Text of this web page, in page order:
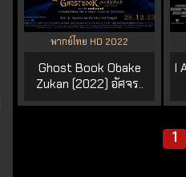
พากย์ไทย HD 2022
Ghost Book Obake
Zukan (2022) อัศจร..
I
1